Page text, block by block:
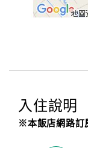
入住說明
※本飯店網路訂